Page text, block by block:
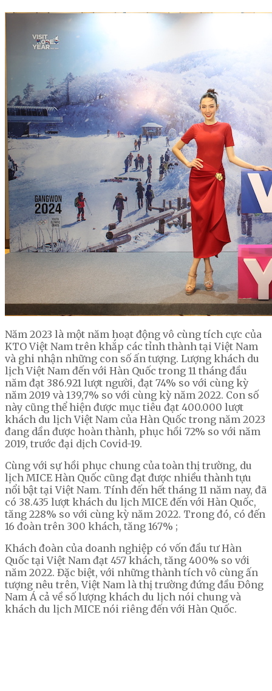
Năm 2023 là một năm hoạt động vô cùng tích cực của
KTO Việt Nam trên khắp các tỉnh thành tại Việt Nam
và ghi nhận những con số ấn tượng. Lượng khách du
lịch Việt Nam đến với Hàn Quốc trong 11 tháng đầu
năm đạt 386.921 lượt người, đạt 74% so với cùng kỳ
năm 2019 và 139,7% so với cùng kỳ năm 2022. Con số
này cũng thể hiện được mục tiêu đạt 400.000 lượt
khách du lịch Việt Nam của Hàn Quốc trong năm 2023
đang dần được hoàn thành, phục hồi 72% so với năm
2019, trước đại dịch Covid-19.
Cùng với sự hồi phục chung của toàn thị trường, du
lịch MICE Hàn Quốc cũng đạt được nhiều thành tựu
nổi bật tại Việt Nam. Tính đến hết tháng 11 năm nay, đã
có 38.435 lượt khách du lịch MICE đến với Hàn Quốc,
tăng 228% so với cùng kỳ năm 2022. Trong đó, có đến
16 đoàn trên 300 khách, tăng 167% ;
Khách đoàn của doanh nghiệp có vốn đầu tư Hàn
Quốc tại Việt Nam đạt 457 khách, tăng 400% so với
năm 2022. Đặc biệt, với những thành tích vô cùng ấn
tượng nêu trên, Việt Nam là thị trường đứng đầu Đông
Nam Á cả về số lượng khách du lịch nói chung và
khách du lịch MICE nói riêng đến với Hàn Quốc.